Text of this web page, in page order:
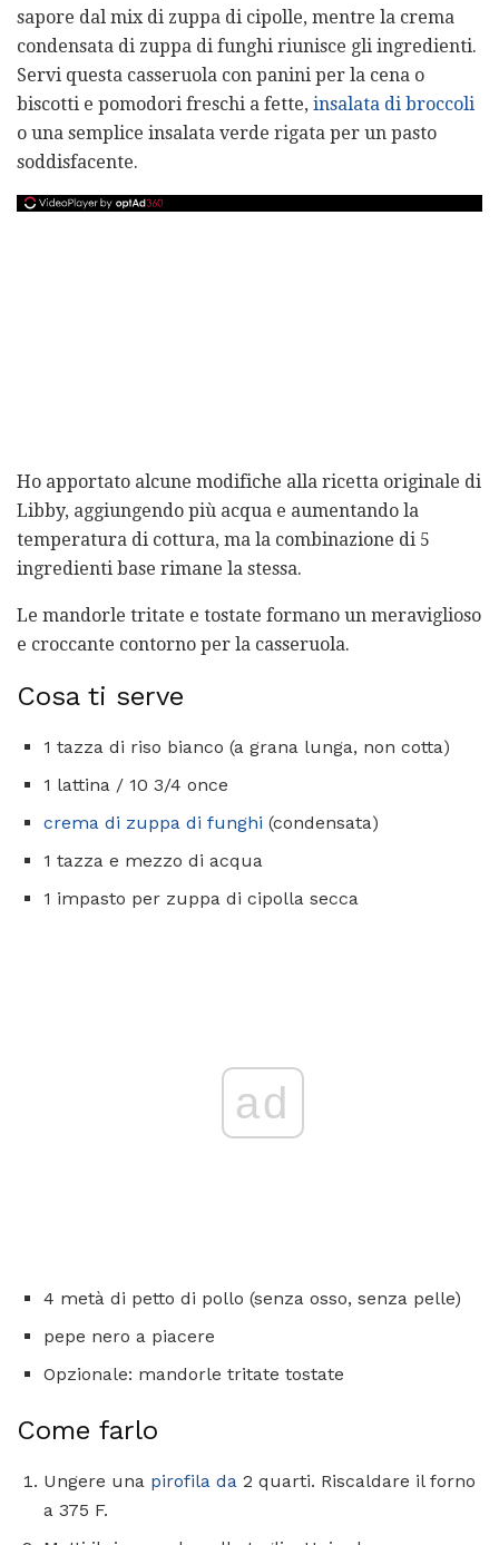
sapore dal mix di zuppa di cipolle, mentre la crema
condensata di zuppa di funghi riunisce gli ingredienti.
Servi questa casseruola con panini per la cena o
biscotti e pomodori freschi a fette, insalata di broccoli
o una semplice insalata verde rigata per un pasto
soddisfacente.
Ho apportato alcune modifiche alla ricetta originale di
Libby, aggiungendo più acqua e aumentando la
temperatura di cottura, ma la combinazione di 5
ingredienti base rimane la stessa.
Le mandorle tritate e tostate formano un meraviglioso
e croccante contorno per la casseruola.
Cosa ti serve
1 tazza di riso bianco (a grana lunga, non cotta)
1 lattina / 10 3/4 once
crema di zuppa di funghi (condensata)
1 tazza e mezzo di acqua
1 impasto per zuppa di cipolla secca
ad
4 metà di petto di pollo (senza osso, senza pelle)
pepe nero a piacere
Opzionale: mandorle tritate tostate
Come farlo
Ungere una pirofila da 2 quarti. Riscaldare il forno
a 375 F.